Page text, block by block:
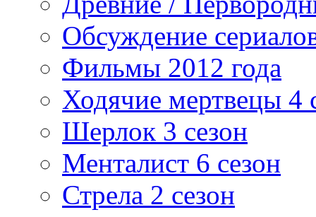
Обсуждение
Фильмы 2012 года
Ходячие мертвецы 4
Шерлок 3 сезон
Менталист 6 сезон
Стрела 2 сезон